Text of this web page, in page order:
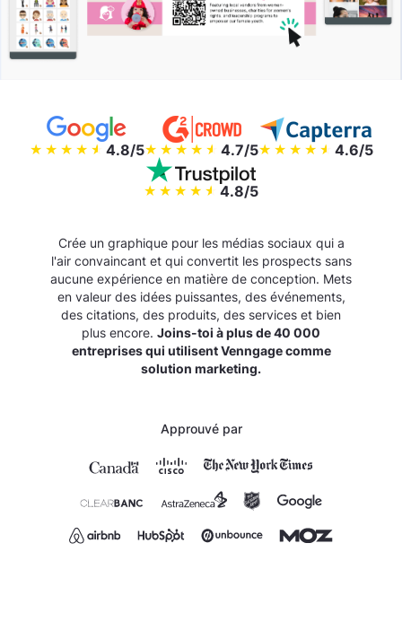
4.8/5 4.7/5 4.6/5
4.8/5
Crée un graphique pour les médias sociaux qui a
l'air convaincant et qui convertit les prospects sans
aucune expérience en matière de conception. Mets
en valeur des idées puissantes, des événements,
des citations, des produits, des services et bien
plus encore. Joins-toi à plus de 40 000
entreprises qui utilisent Venngage comme
solution marketing.
Approuvé par